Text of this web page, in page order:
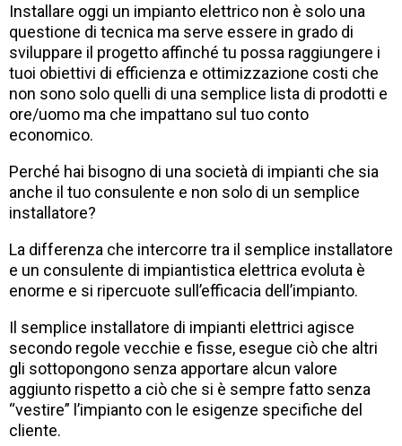
Installare oggi un impianto elettrico non è solo una
questione di tecnica ma serve essere in grado di
sviluppare il progetto affinché tu possa raggiungere i
tuoi obiettivi di efficienza e ottimizzazione costi che
non sono solo quelli di una semplice lista di prodotti e
ore/uomo ma che impattano sul tuo conto
economico.
Perché hai bisogno di una società di impianti che sia
anche il tuo consulente e non solo di un semplice
installatore?
La differenza che intercorre tra il semplice installatore
e un consulente di impiantistica elettrica evoluta è
enorme e si ripercuote sull’efficacia dell’impianto.
Il semplice installatore di impianti elettrici agisce
secondo regole vecchie e fisse, esegue ciò che altri
gli sottopongono senza apportare alcun valore
aggiunto rispetto a ciò che si è sempre fatto senza
“vestire” l’impianto con le esigenze specifiche del
cliente.